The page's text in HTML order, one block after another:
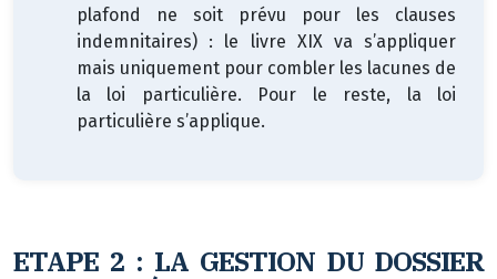
plafond ne soit prévu pour les clauses
indemnitaires) : le livre XIX va s’appliquer
mais uniquement pour combler les lacunes de
la loi particulière. Pour le reste, la loi
particulière s’applique.
ETAPE 2 : LA GESTION DU DOSSIER